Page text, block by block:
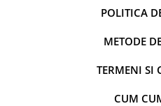
POLITICA
METODE
TERMENI SI
CUM